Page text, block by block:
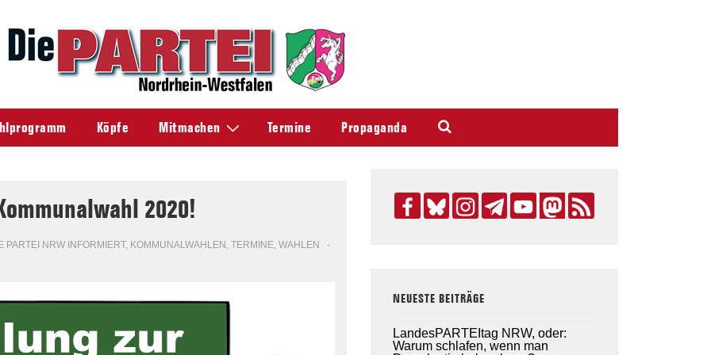
Köpfe Mitmachen Termine Propaganda
2020!
PARTEI NRW INFORMIERT, KOMMUNALWAHLEN , TERMINE, WAHLEN
NEUESTE BEITRÄGE
LandesPARTEItag NRW, oder:
Warum schlafen, wenn man